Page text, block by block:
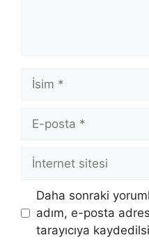
İsim
posta
İnternet
sitesi
Daha sonraki
adım, e-posta
tarayıcıya